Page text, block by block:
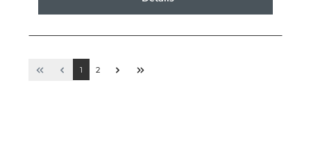
1 2